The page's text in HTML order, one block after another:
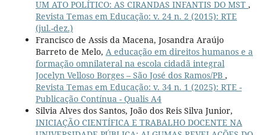
UM ATO POLÍTICO: AS CIRANDAS INFANTIS DO MST ,
Revista Temas em Educação: v. 24 n. 2 (2015): RTE
(jul.-dez.)
Francisco de Assis da Macena, Josandra Araújo
Barreto de Melo, A educação em direitos humanos e a
formação omnilateral na escola cidadã integral
Jocelyn Velloso Borges – São José dos Ramos/PB ,
Revista Temas em Educação: v. 34 n. 1 (2025): RTE -
Publicação Contínua - Qualis A4
Silvia Alves dos Santos, João dos Reis Silva Junior,
INICIAÇÃO CIENTÍFICA E TRABALHO DOCENTE NA